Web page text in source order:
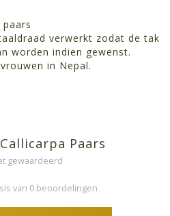
verwerkt zodat de tak
worden indien gewenst.
in Nepal.
Paars
gewaardeerd
van 0 beoordelingen